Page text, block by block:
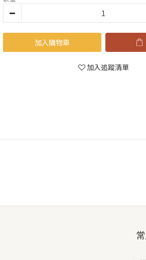
加入購物車
加入追蹤清單